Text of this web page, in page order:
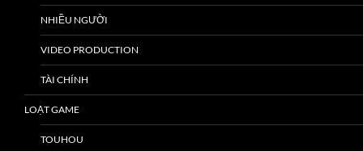
NHIỀU NGƯỜI
VIDEO PRODUCTION
TÀI CHÍNH
LOẠT GAME
TOUHOU